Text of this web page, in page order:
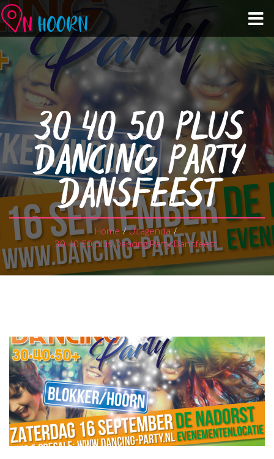
Agenda
Zien & Doen
Winkelen & Horeca
Over Hoorn
Plan je bezoek
30 40 50 PLUS
DANCING PARTY
DANSFEEST
Home / Uitagenda /
30 40 50 plus Dancing Party Dansfeest